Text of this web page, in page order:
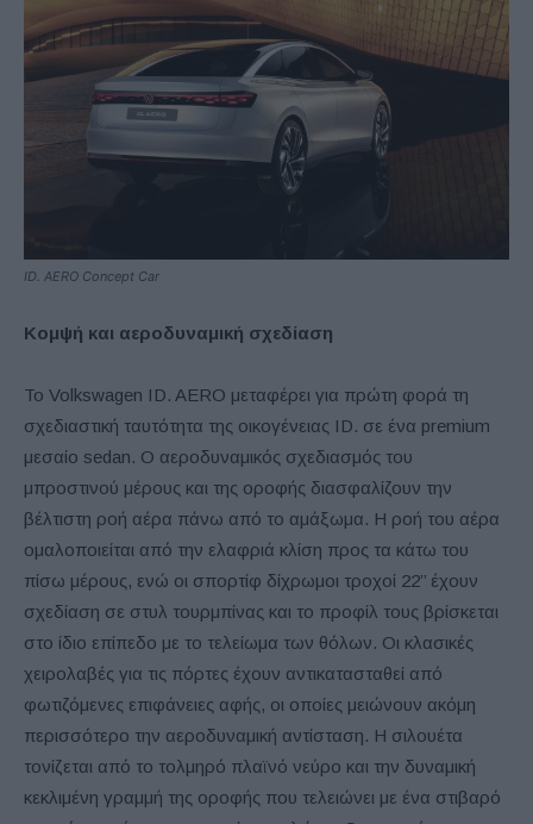
ID. AERO Concept Car
Κομψή και αεροδυναμική σχεδίαση
Το Volkswagen ID. AERO μεταφέρει για πρώτη φορά τη
σχεδιαστική ταυτότητα της οικογένειας ID. σε ένα premium
μεσαίο sedan. Ο αεροδυναμικός σχεδιασμός του
μπροστινού μέρους και της οροφής διασφαλίζουν την
βέλτιστη ροή αέρα πάνω από το αμάξωμα. Η ροή του αέρα
ομαλοποιείται από την ελαφριά κλίση προς τα κάτω του
πίσω μέρους, ενώ οι σπορτίφ δίχρωμοι τροχοί 22’’ έχουν
σχεδίαση σε στυλ τουρμπίνας και το προφίλ τους βρίσκεται
στο ίδιο επίπεδο με το τελείωμα των θόλων. Οι κλασικές
χειρολαβές για τις πόρτες έχουν αντικατασταθεί από
φωτιζόμενες επιφάνειες αφής, οι οποίες μειώνουν ακόμη
περισσότερο την αεροδυναμική αντίσταση. Η σιλουέτα
τονίζεται από το τολμηρό πλαϊνό νεύρο και την δυναμική
κεκλιμένη γραμμή της οροφής που τελειώνει με ένα στιβαρό